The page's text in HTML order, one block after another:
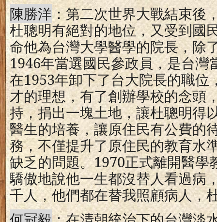
陳勝洋：第二次世界大戰結束後
杜聰明有絕對的地位，又受到國
命他為台灣大學醫學的院長，除
1946年當選國民參政員，是台灣
在1953年卸下了台大院長的職位
才的理想，有了創辦學校的念頭
持，捐出一塊土地，讓杜聰明得
醫生的培養，讓原住民有公費的
務，不僅提升了原住民的教育水
缺乏的問題。1970正式離開醫學
驕傲地說他一生都沒替人看過病
千人，他們都在替我照顧病人，